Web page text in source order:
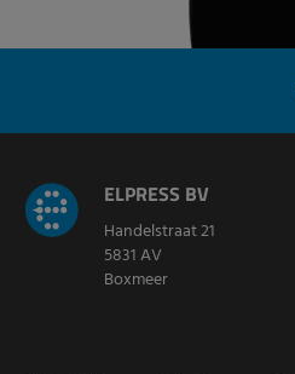
ELPRESS BV
Handelstraat 21
5831 AV
Boxmeer